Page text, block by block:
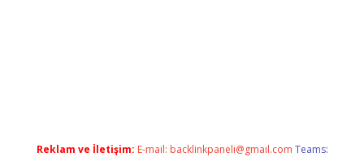
Reklam ve İletişim: E-mail: backlinkpaneli@gmail.com Teams: